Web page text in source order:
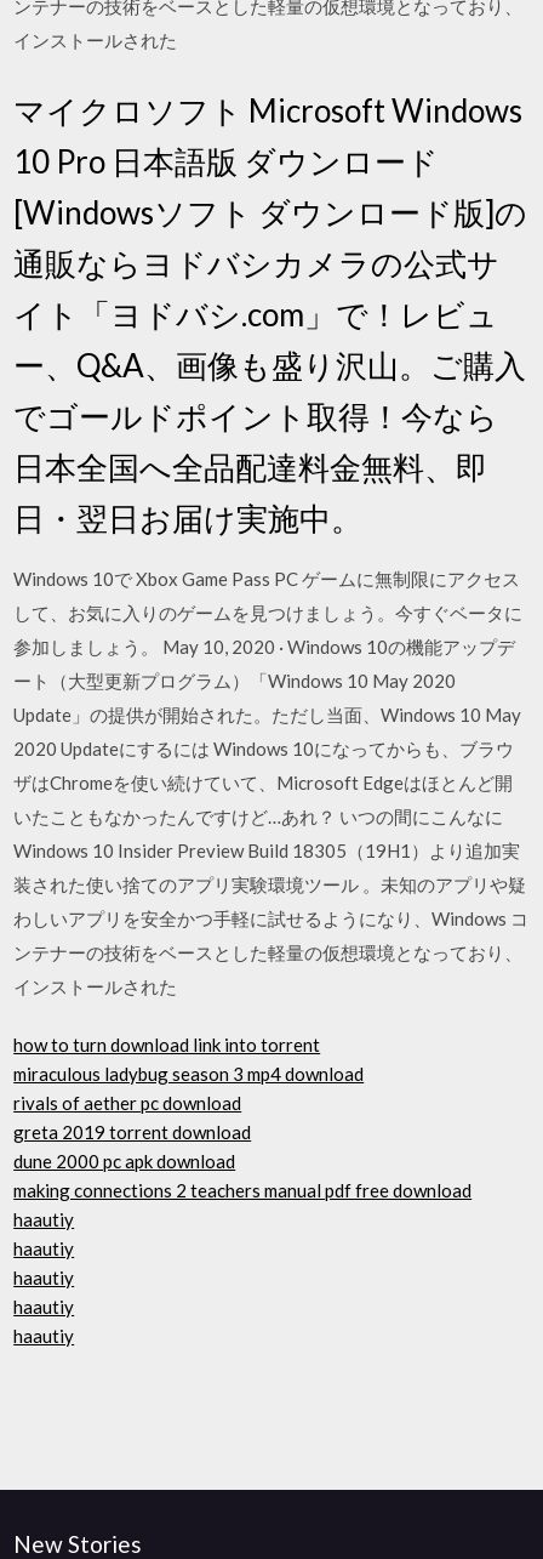
ンテナーの技術をベースとした軽量の仮想環境となっており、
インストールされた
マイクロソフト Microsoft Windows
10 Pro 日本語版 ダウンロード
[Windowsソフト ダウンロード版]の
通販ならヨドバシカメラの公式サ
イト「ヨドバシ.com」で！レビュ
ー、Q&A、画像も盛り沢山。ご購入
でゴールドポイント取得！今なら
日本全国へ全品配達料金無料、即
日・翌日お届け実施中。
Windows 10で Xbox Game Pass PC ゲームに無制限にアクセス
して、お気に入りのゲームを見つけましょう。今すぐベータに
参加しましょう。 May 10, 2020 · Windows 10の機能アップデ
ート（大型更新プログラム）「Windows 10 May 2020
Update」の提供が開始された。ただし当面、Windows 10 May
2020 Updateにするには Windows 10になってからも、ブラウ
ザはChromeを使い続けていて、Microsoft Edgeはほとんど開
いたこともなかったんですけど…あれ？ いつの間にこんなに
Windows 10 Insider Preview Build 18305（19H1）より追加実
装された使い捨てのアプリ実験環境ツール 。未知のアプリや疑
わしいアプリを安全かつ手軽に試せるようになり、Windows コ
ンテナーの技術をベースとした軽量の仮想環境となっており、
インストールされた
how to turn download link into torrent
miraculous ladybug season 3 mp4 download
rivals of aether pc download
greta 2019 torrent download
dune 2000 pc apk download
making connections 2 teachers manual pdf free download
haautiy
haautiy
haautiy
haautiy
haautiy
New Stories